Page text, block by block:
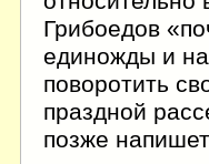
Грибоедов
единожды и
поворотить
праздной
позже